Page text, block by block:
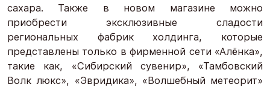
сахара. Также в новом магазине можно
приобрести эксклюзивные сладости
региональных фабрик холдинга, которые
представлены только в фирменной сети «Алёнка»,
такие как, «Сибирский сувенир», «Тамбовский
Волк люкс», «Эвридика», «Волшебный метеорит»